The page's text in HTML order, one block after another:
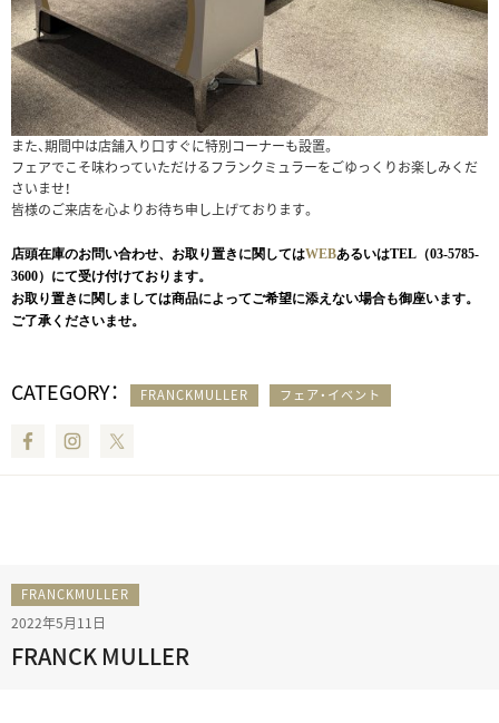
また、期間中は店舗入り口すぐに特別コーナーも設置。
フェアでこそ味わっていただけるフランクミュラーをごゆっくりお楽しみくだ
さいませ！
皆様のご来店を心よりお待ち申し上げております。
店頭在庫のお問い合わせ、お取り置きに関してはWEBあるいはTEL（03-5785-
3600）にて受け付けております。
お取り置きに関しましては商品によってご希望に添えない場合も御座います。
ご了承くださいませ。
CATEGORY： FRANCKMULLER フェア・イベント
FacebookInstagram
FRANCKMULLER
2022年5月11日
FRANCK MULLER